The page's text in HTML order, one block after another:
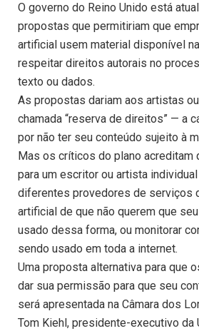
O governo do Reino Unido está
propostas que permitiriam que
artificial usem material disponível
respeitar direitos autorais no
texto ou dados.
As propostas dariam aos artistas
chamada “reserva de direitos” — a
por não ter seu conteúdo sujeito à
Mas os críticos do plano acreditam
para um escritor ou artista
diferentes provedores de serviços
artificial de que não querem que
usado dessa forma, ou monitorar
sendo usado em toda a internet.
Uma proposta alternativa para que
dar sua permissão para que seu
será apresentada na Câmara dos
Tom Kiehl, presidente-executivo da